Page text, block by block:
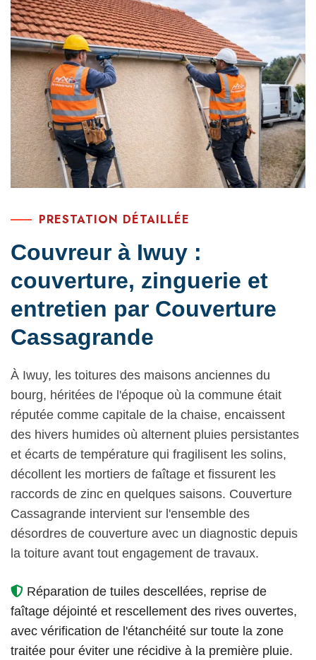
PRESTATION DÉTAILLÉE
Couvreur à Iwuy :
couverture, zinguerie et
entretien par Couverture
Cassagrande
À Iwuy, les toitures des maisons anciennes du
bourg, héritées de l'époque où la commune était
réputée comme capitale de la chaise, encaissent
des hivers humides où alternent pluies persistantes
et écarts de température qui fragilisent les solins,
décollent les mortiers de faîtage et fissurent les
raccords de zinc en quelques saisons. Couverture
Cassagrande intervient sur l'ensemble des
désordres de couverture avec un diagnostic depuis
la toiture avant tout engagement de travaux.
Réparation de tuiles descellées, reprise de
faîtage déjointé et rescellement des rives ouvertes,
avec vérification de l'étanchéité sur toute la zone
traitée pour éviter une récidive à la première pluie.